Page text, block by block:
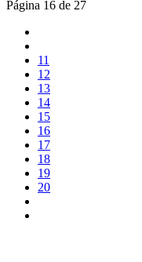
Página 16 de 27
11
12
13
14
15
16
17
18
19
20